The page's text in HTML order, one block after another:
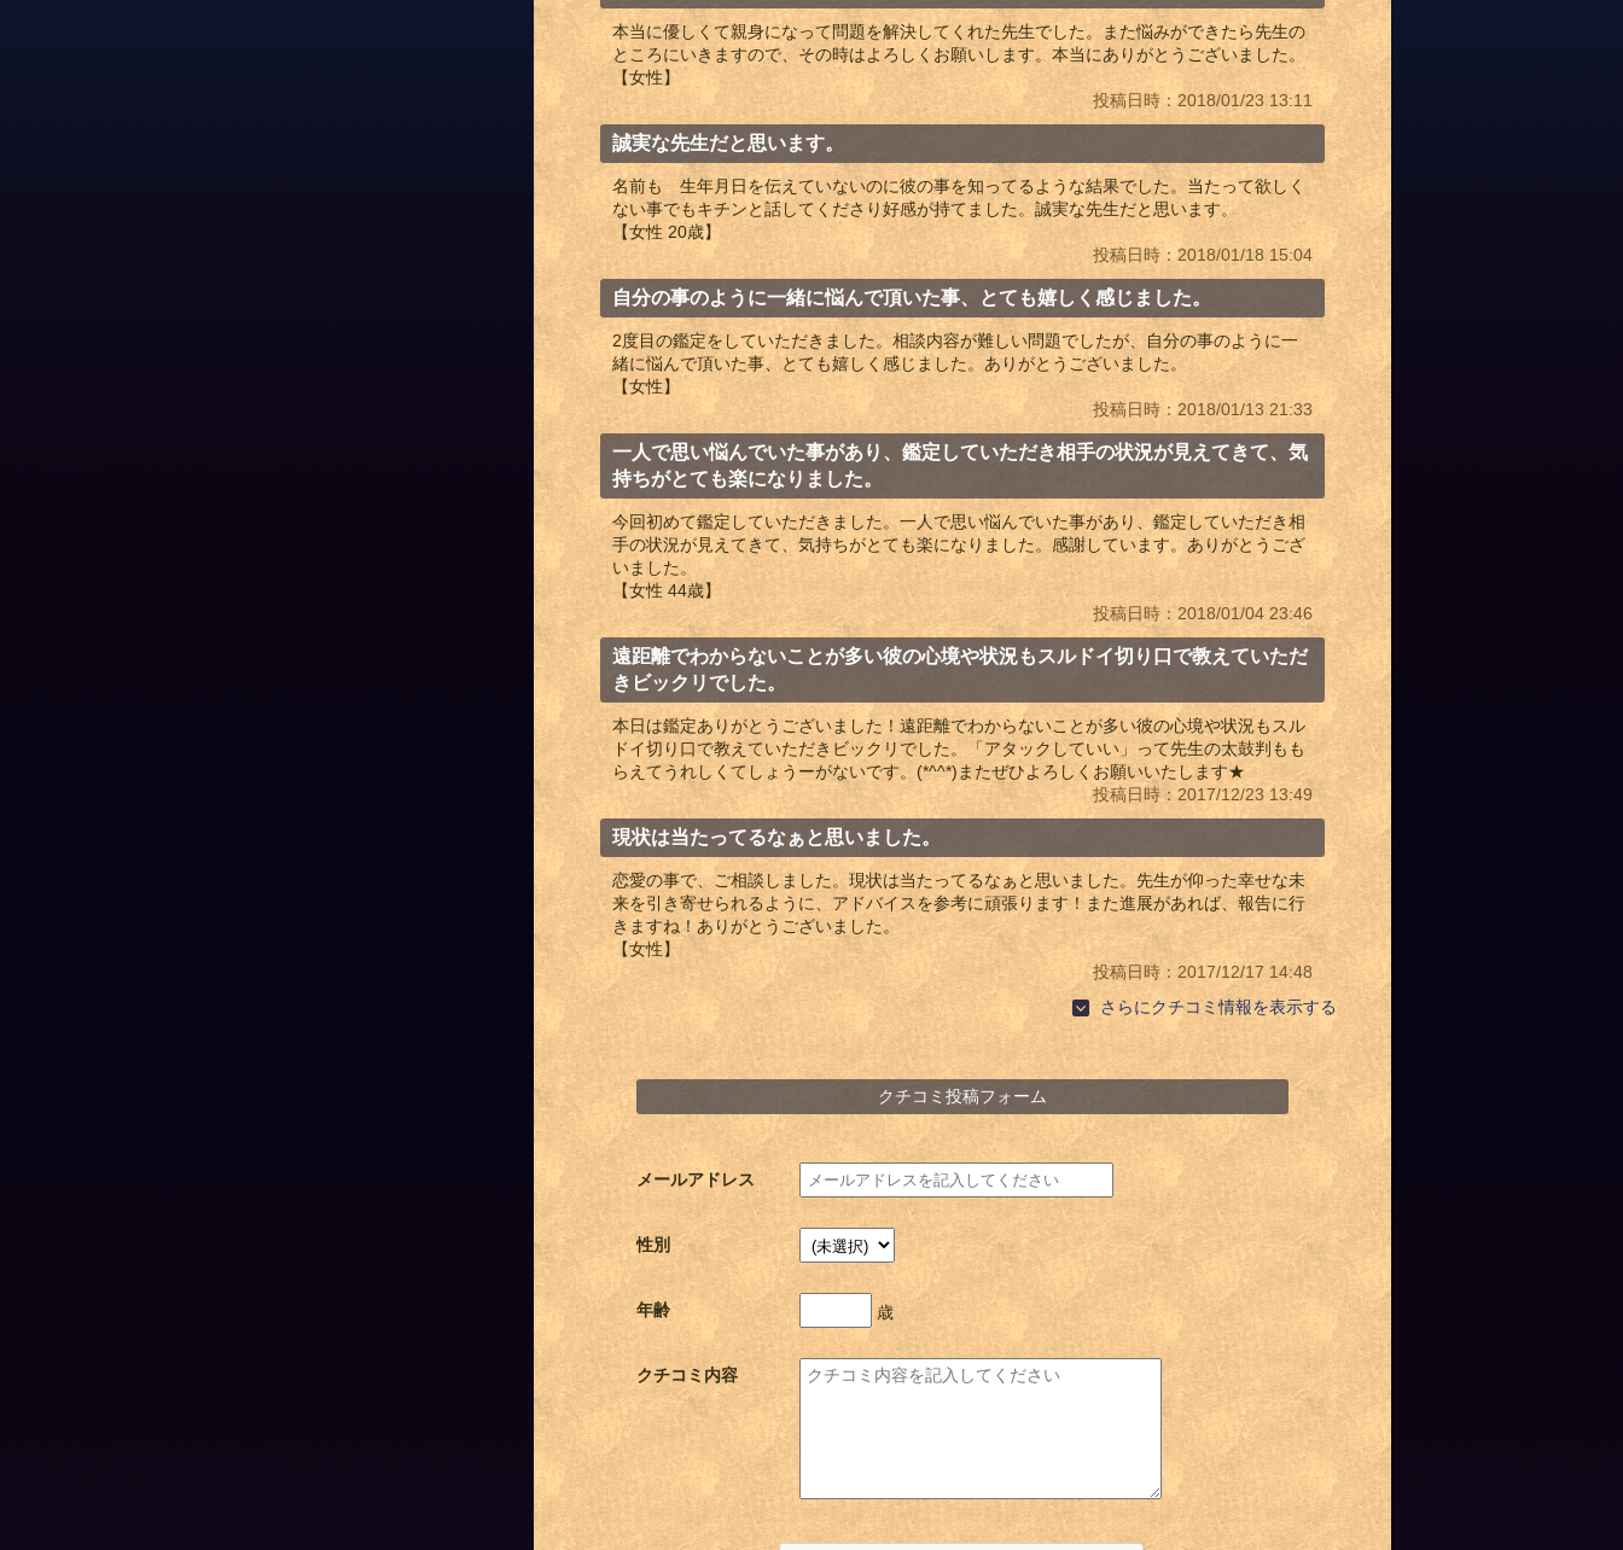
本当に優しくて親身になって問題を解決してくれた先生でした。また悩みができたら先生の
ところにいきますので、その時はよろしくお願いします。本当にありがとうございました。
【女性】
投稿日時：2018/01/23 13:11
誠実な先生だと思います。
名前も 生年月日を伝えていないのに彼の事を知ってるような結果でした。当たって欲しく
ない事でもキチンと話してくださり好感が持てました。誠実な先生だと思います。
【女性 20歳】
投稿日時：2018/01/18 15:04
自分の事のように一緒に悩んで頂いた事、とても嬉しく感じました。
2度目の鑑定をしていただきました。相談内容が難しい問題でしたが、自分の事のように一
緒に悩んで頂いた事、とても嬉しく感じました。ありがとうございました。
【女性】
投稿日時：2018/01/13 21:33
一人で思い悩んでいた事があり、鑑定していただき相手の状況が見えてきて、気
持ちがとても楽になりました。
今回初めて鑑定していただきました。一人で思い悩んでいた事があり、鑑定していただき相
手の状況が見えてきて、気持ちがとても楽になりました。感謝しています。ありがとうござ
いました。
【女性 44歳】
投稿日時：2018/01/04 23:46
遠距離でわからないことが多い彼の心境や状況もスルドイ切り口で教えていただ
きビックリでした。
本日は鑑定ありがとうございました！遠距離でわからないことが多い彼の心境や状況もスル
ドイ切り口で教えていただきビックリでした。「アタックしていい」って先生の太鼓判もも
らえてうれしくてしょうーがないです。(*^^*)またぜひよろしくお願いいたします★
投稿日時：2017/12/23 13:49
現状は当たってるなぁと思いました。
恋愛の事で、ご相談しました。現状は当たってるなぁと思いました。先生が仰った幸せな未
来を引き寄せられるように、アドバイスを参考に頑張ります！また進展があれば、報告に行
きますね！ありがとうございました。
【女性】
投稿日時：2017/12/17 14:48
さらにクチコミ情報を表示する
クチコミ投稿フォーム
メールアドレス
性別
年齢 歳
クチコミ内容